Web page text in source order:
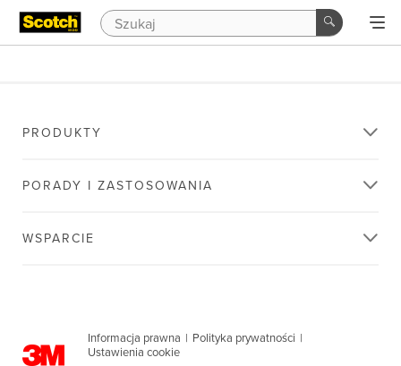
PRODUKTY
PORADY I ZASTOSOWANIA
WSPARCIE
Informacja prawna | Polityka prywatności |
Ustawienia cookie